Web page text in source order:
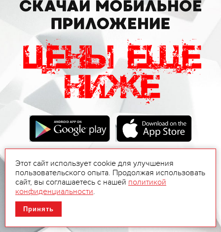
Этот сайт использует cookie для улучшения
пользовательского опыта. Продолжая использовать
сайт, вы соглашаетесь с нашей политикой
конфиденциальности.
Принять